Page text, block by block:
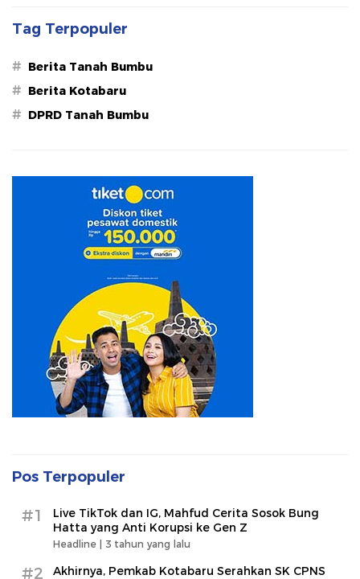
Tag Terpopuler
# Berita Tanah Bumbu
# Berita Kotabaru
# DPRD Tanah Bumbu
Pos Terpopuler
#1
Live TikTok dan IG, Mahfud Cerita Sosok Bung
Hatta yang Anti Korupsi ke Gen Z
Headline | 3 tahun yang lalu
#2
Akhirnya, Pemkab Kotabaru Serahkan SK CPNS